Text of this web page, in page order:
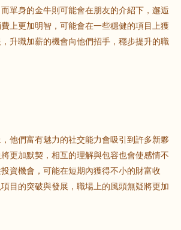
單身的金牛則可能會在朋友的介紹下，邂逅
上更加明智，可能會在一些穩健的項目上獲
升職加薪的機會向他們招手，穩步提升的職
他們富有魅力的社交能力會吸引到許多新夥
更加默契，相互的理解與包容也會使感情不
資機會，可能在短期內獲得不小的財富收
目的突破與發展，職場上的風頭無疑將更加
虎